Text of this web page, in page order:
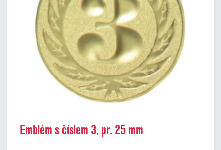
Emblém s číslem 3, pr. 25 mm